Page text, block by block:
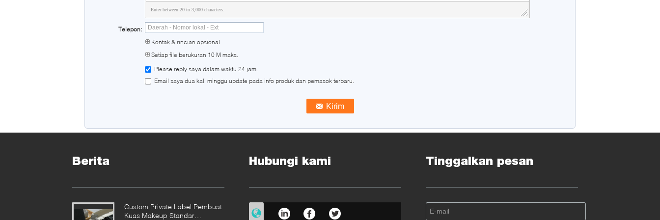
Enter between 20 to 3,000 characters.
Telepon:
Kontak & rincian opsional
Setiap file berukuran 10 M maks.
Please reply saya dalam waktu 24 jam.
Email saya dua kali minggu update pada info produk dan pemasok terbaru.
Berita
Custom Private Label Pembuat
Kuas Makeup Standar
Hubungi kami Tinggalkan pesan